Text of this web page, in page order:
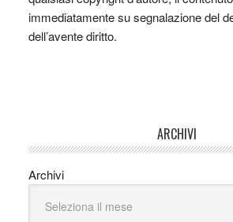
immediatamente su segnalazione del
dell’avente diritto.
ARCHIVI
Archivi